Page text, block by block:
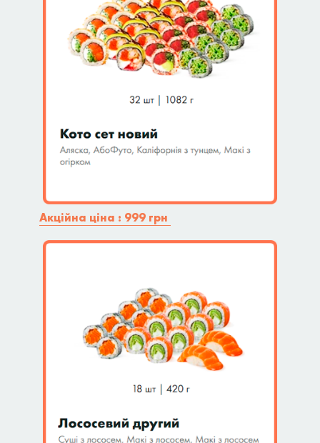
Акційна ціна : 999 грн